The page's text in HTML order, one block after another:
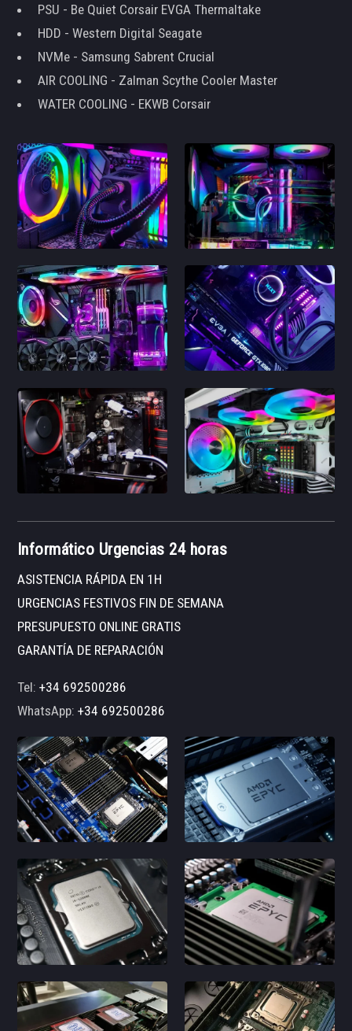
PSU - Be Quiet Corsair EVGA Thermaltake
HDD - Western Digital Seagate
NVMe - Samsung Sabrent Crucial
AIR COOLING - Zalman Scythe Cooler Master
WATER COOLING - EKWB Corsair
Informático Urgencias 24 horas
ASISTENCIA RÁPIDA EN 1H
URGENCIAS FESTIVOS FIN DE SEMANA
PRESUPUESTO ONLINE GRATIS
GARANTÍA DE REPARACIÓN
Tel:+34 692500286
WhatsApp:+34 692500286